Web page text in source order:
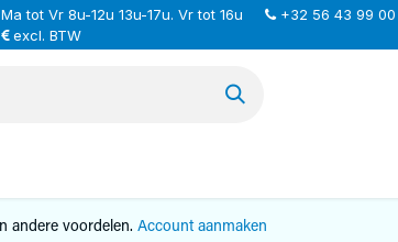
Ma tot Vr 8u-12u 13u-17u. Vr tot 16u +32 56 43 99 00
excl. BTW
andere voordelen. Account aanmaken